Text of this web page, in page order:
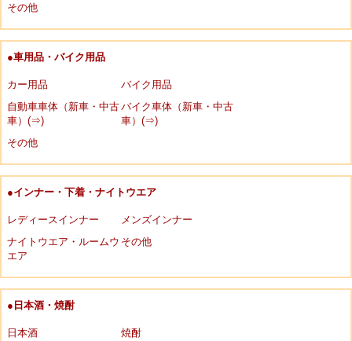
その他
●車用品・バイク用品
カー用品
バイク用品
自動車車体（新車・中古
車）(⇒)
バイク車体（新車・中古
車）(⇒)
その他
●インナー・下着・ナイトウエア
レディースインナー
メンズインナー
ナイトウエア・ルームウ
エア
その他
●日本酒・焼酎
日本酒
焼酎